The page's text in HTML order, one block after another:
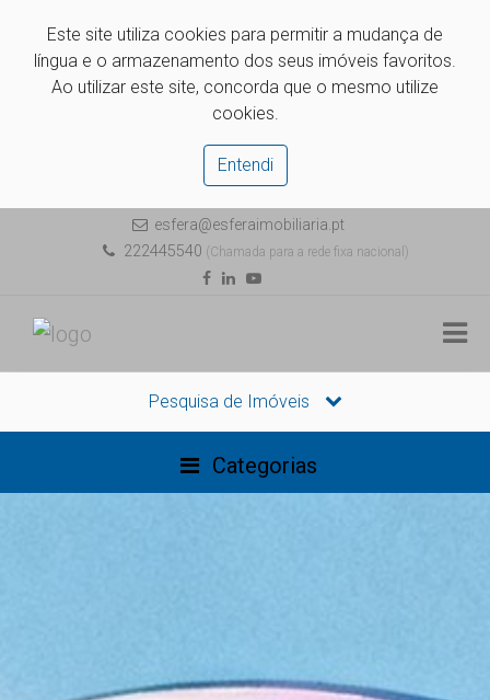
Este site utiliza cookies para permitir a mudança de
língua e o armazenamento dos seus imóveis favoritos.
Ao utilizar este site, concorda que o mesmo utilize
cookies.
Entendi
esfera@esferaimobiliaria.pt
222445540 (Chamada para a rede fixa nacional)
Pesquisa de Imóveis
Categorias